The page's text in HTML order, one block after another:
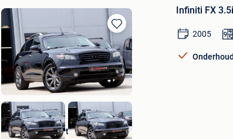
Bewaren
in
Mijn
Favorieten
Infiniti FX
2005
AutoRetroSport